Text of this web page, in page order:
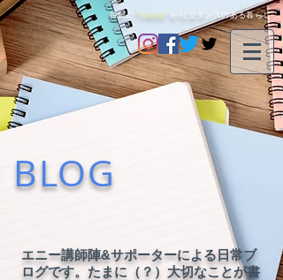
毎日に"happy" を-社交ダンスのある暮らし-
BLOG
エニー講師陣&サポーターによる日常ブ
ログです。たまに（？）大切なことが書